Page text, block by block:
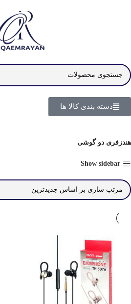
دسته بندی کالا ها
هندزفری دو گوشی
Show sidebar